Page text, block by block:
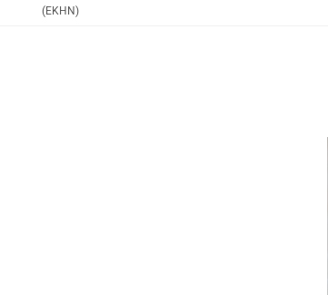
(EKHN)